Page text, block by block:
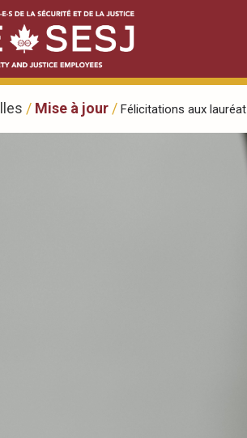
/ Mise à jour / Félicitations aux